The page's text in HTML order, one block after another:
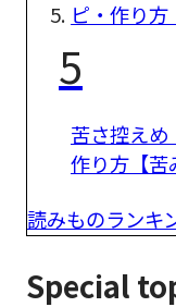
5
苦さ控えめ
作り方【苦
読みものランキ
Special